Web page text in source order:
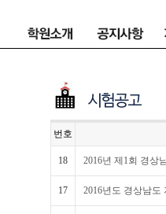
번호
18 2016년 제1회 경상
17 2016년도 경상남도